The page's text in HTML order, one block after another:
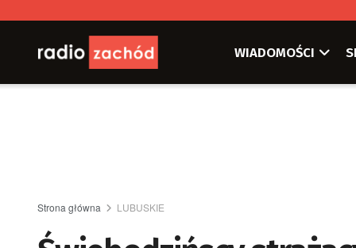
WIADOMOŚCI
Strona główna LUBUSKIE